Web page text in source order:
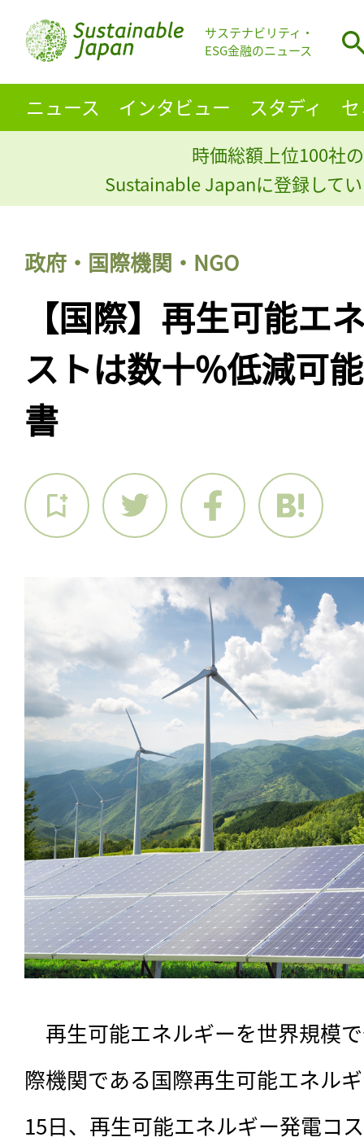
サステナビリティ・
ESG金融のニュース
ニュース インタビュー スタディ
時価総額上位100社
Sustainable Japanに登録して
政府・国際機関・NGO
【国際】再生可能エ
ストは数十%低減可
書
再生可能エネルギーを世界規模
際機関である国際再生可能エネル
15日、再生可能エネルギー発電コ